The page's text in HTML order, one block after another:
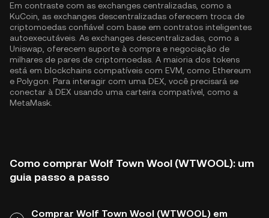
Em contraste com as exchanges centralizadas, como a
KuCoin, as exchanges descentralizadas oferecem troca de
criptomoedas confiável com base em contratos inteligentes
autoexecutáveis. As exchanges descentralizadas, como a
Uniswap, oferecem suporte à compra e negociação de
milhares de pares de criptomoedas. A maioria dos tokens
está em blockchains compatíveis com EVM, como Ethereum
e Polygon . Para interagir com uma DEX, você precisará se
conectar à DEX usando uma carteira compatível, como a
MetaMask.
Como comprar Wolf Town Wool (WTWOOL): um
guia passo a passo
Comprar Wolf Town Wool (WTWOOL) em